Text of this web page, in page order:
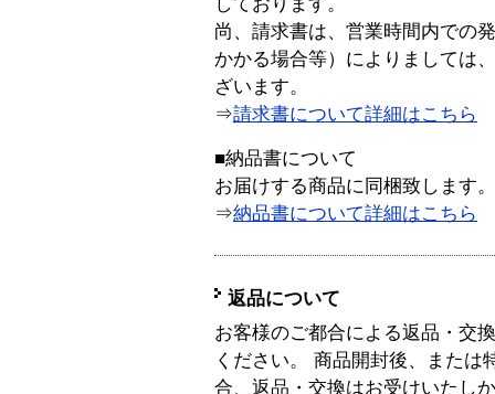
しております。
尚、請求書は、営業時間内での
かかる場合等）によりましては
ざいます。
⇒請求書について詳細はこちら
■納品書について
お届けする商品に同梱致します。
⇒納品書について詳細はこちら
返品について
お客様のご都合による返品・交
ください。 商品開封後、または
合、返品・交換はお受けいたし